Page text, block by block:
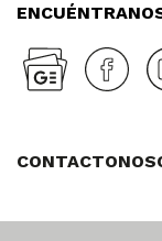
CONTACTO